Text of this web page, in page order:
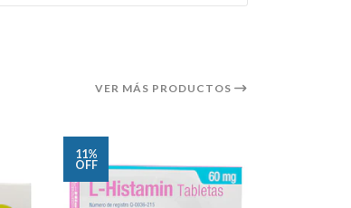
VER MÁS PRODUCTOS
11%
OFF